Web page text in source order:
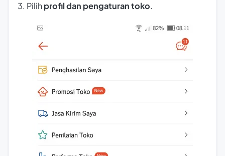
3. Pilihprofil dan pengaturan toko.